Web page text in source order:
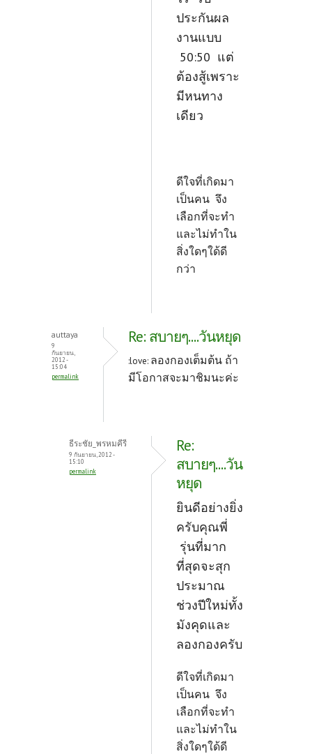
ประกันผล
งานแบบ
50:50 แต่
ต้องสู้เพราะ
มีหนทาง
เดียว
ดีใจที่เกิดมา
เป็นคน จึง
เลือกที่จะทำ
และไม่ทำใน
สิ่งใดๆใด้ดี
กว่า
auttaya
9
กันยายน,
2012 -
15:04
permalink
Re: สบายๆ....วันหยุด
:love: ลองกองเต็มต้น ถ้า
มีโอกาสจะมาชิมนะค่ะ
ธีระชัย_พรหมคีรี
9 กันยายน, 2012 -
15:10
permalink
Re:
สบายๆ....วัน
หยุด
ยินดีอย่างยิ่ง
ครับคุณพี่
รุ่นที่มาก
ที่สุดจะสุก
ประมาณ
ช่วงปีใหม่ทั้ง
มังคุดและ
ลองกองครับ
ดีใจที่เกิดมา
เป็นคน จึง
เลือกที่จะทำ
และไม่ทำใน
สิ่งใดๆใด้ดี